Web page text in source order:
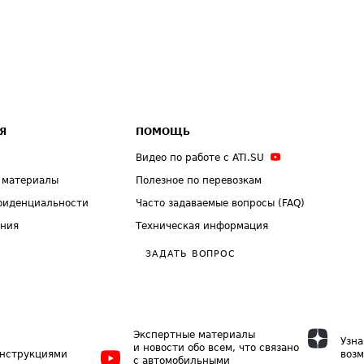
ПОМОЩЬ
Видео по работе с ATI.SU
Полезное по перевозкам
Часто задаваемые вопросы (FAQ)
Техническая информация
ЗАДАТЬ ВОПРОС
Экспертные материалы
и новости обо всем, что связано
с автомобильными